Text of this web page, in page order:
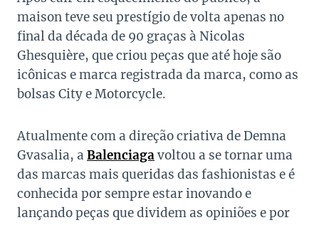
maison teve seu prestígio de volta apenas no
final da década de 90 graças à Nicolas
Ghesquière, que criou peças que até hoje são
icônicas e marca registrada da marca, como as
bolsas City e Motorcycle.
Atualmente com a direção criativa de Demna
Gvasalia, a Balenciagavoltou a se tornar uma
das marcas mais queridas das fashionistas e é
conhecida por sempre estar inovando e
lançando peças que dividem as opiniões e por